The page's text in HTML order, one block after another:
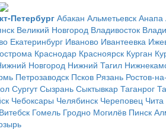
Петербург Абакан Альметьевск Анапа
Великий Новгород Владивосток
Екатеринбург Иваново Ивантеевка
Краснодар Красноярск Курган
Новгород Нижний Тагил
Петрозаводск Псков Рязань Ростов-
Сургут Сызрань Сыктывкар Таганрог
Чебоксары Челябинск Череповец Чита
Витебск Гомель Гродно Могилёв Пинск